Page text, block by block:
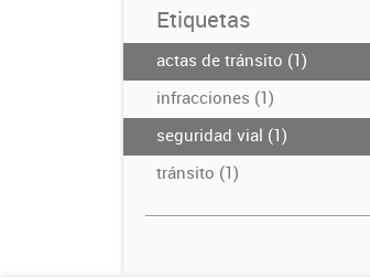
Etiquetas
actas de tránsito (1)
infracciones (1)
seguridad vial (1)
tránsito (1)